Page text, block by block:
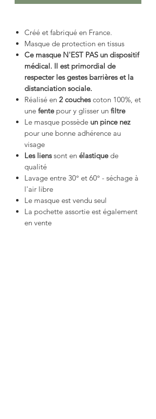
Créé et fabriqué en France.
Masque de protection en tissus
Ce masque N'EST PAS un dispositif
médical. Il est primordial de
respecter les gestes barrières et la
distanciation sociale.
Réalisé en 2 couchescoton 100%, et
une fentepour y glisser un filtre
Le masque possède un pince nez
pour une bonne adhérence au
visage
Les lienssont en élastiquede
qualité
Lavage entre 30° et 60° - séchage à
l'air libre
Le masque est vendu seul
La pochette assortie est également
en vente